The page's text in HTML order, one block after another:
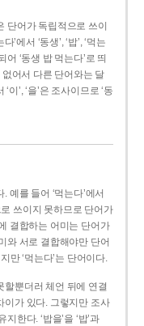
단어가 독립적으로 쓰이
에서 ‘동생’, ‘밥’, ‘먹는
‘동생 밥 먹는다’로 띄
어서 다른 단어와는 달
이’, ‘을’은 조사이므로 ‘동
예를 들어 ‘먹는다’에서
로 쓰이지 못하므로 단어가
결합하는 어미는 단어가
와 서로 결합해야만 단어
만 ‘먹는다’는 단어이다.
할뿐더러 체언 뒤에 연결
이가 있다. 그렇지만 조사
한다. ‘밥을’을 ‘밥’과